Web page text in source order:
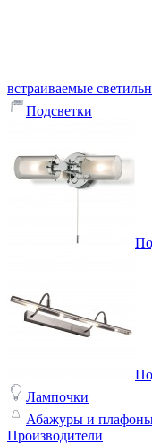
встраиваемые
Подсветки
Лампочки
Абажуры и
Производители